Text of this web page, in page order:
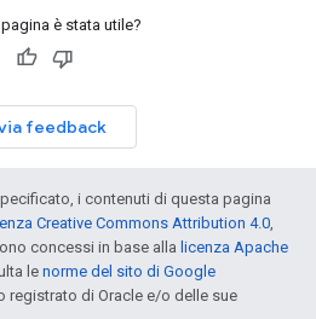
è stata utile?
feedback
i contenuti di questa pagina
Creative Commons Attribution 4.0,
concessi in base alla licenza Apache
le norme del sito di Google
registrato di Oracle e/o delle sue